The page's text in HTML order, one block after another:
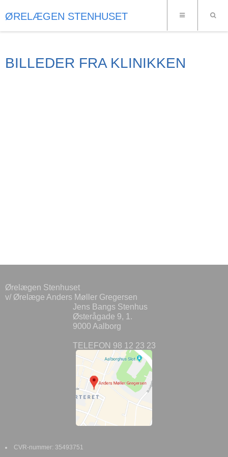
ØRELÆGEN STENHUSET
BILLEDER FRA KLINIKKEN
Ørelægen Stenhuset
v/ Ørelæge Anders Møller Gregersen
Jens Bangs Stenhus
Østerågade 9, 1.
9000 Aalborg
TELEFON 98 12 23 23
CVR-nummer: 35493751